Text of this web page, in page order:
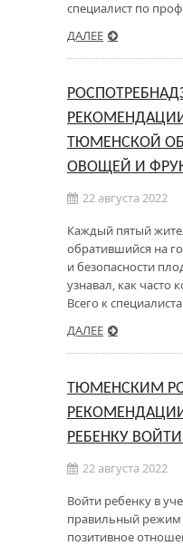
специалист по
ДАЛЕЕ
ТЮМЕНСКОЙ
ОВОЩЕЙ И
22 августа 2022
Каждый пятый
обратившийся на
и безопасности
узнавал, как часто
Всего к
ДАЛЕЕ
ТЮМЕНСКИМ
РЕБЕНКУ
22 августа 2022
Войти ребенку в
правильный режим
позитивное